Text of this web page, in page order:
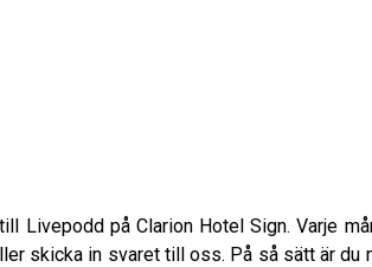
Livepodd på Clarion Hotel Sign. Varje
skicka in svaret till oss. På så sätt är du